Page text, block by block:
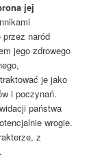
jej
naród
jego zdrowego
je jako
i poczynań.
państwa
wrogie.
z